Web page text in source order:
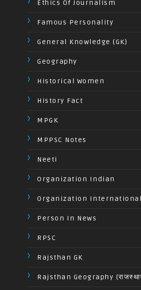
Ethics Of Journalism
Famous Personality
General Knowledge (GK)
Geography
Historical Women
History Fact
MPGK
MPPSC Notes
Neeti
Organization Indian
Organization International
Person In News
RPSC
Rajsthan GK
Rajsthan Geography